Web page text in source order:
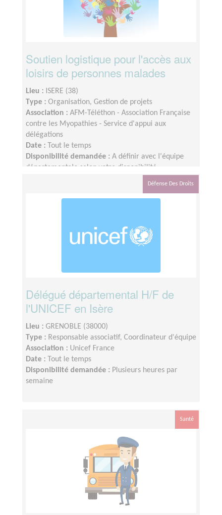
Soutien logistique pour l'accès aux
loisirs de personnes malades
Lieu : ISERE (38)
Type : Organisation, Gestion de projets
Association : AFM-Téléthon - Association Française
contre les Myopathies - Service d'appui aux
délégations
Date :
Tout le temps
Disponibilité demandée : A définir avec l'équipe
départementale selon votre disponibilité
Défense Des Droits
Délégué départemental H/F de
l'UNICEF en Isère
Lieu : GRENOBLE (38000)
Type : Responsable associatif, Coordinateur d'équipe
Association : Unicef France
Date :
Tout le temps
Disponibilité demandée : Plusieurs heures par
semaine
Santé